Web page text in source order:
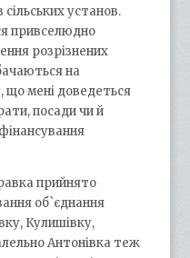
сільських установ.
привселюдно
розрізнених
на
що мені доведеться
посади чи й
прийнято
об`єднання
Кулишівку,
Антонівка теж